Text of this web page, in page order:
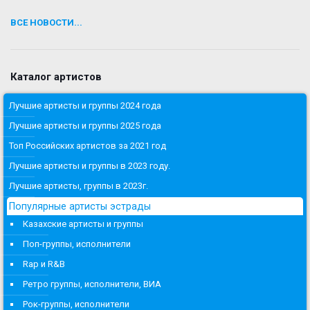
ВСЕ НОВОСТИ...
Каталог артистов
Лучшие артисты и группы 2024 года
Лучшие артисты и группы 2025 года
Топ Российских артистов за 2021 год
Лучшие артисты и группы в 2023 году.
Лучшие артисты, группы в 2023г.
Популярные артисты эстрады
Казахские артисты и группы
Поп-группы, исполнители
Rap и R&B
Ретро группы, исполнители, ВИА
Рок-группы, исполнители